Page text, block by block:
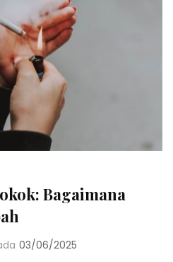
Bagaimana
03/06/2025